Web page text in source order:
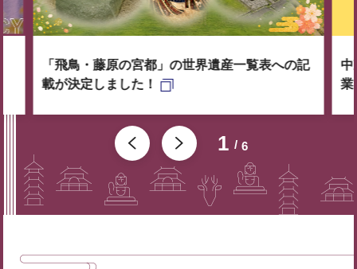
1 6
「飛鳥・藤原の宮都」の世界遺産一覧表への記
載が決定しました！
中
業